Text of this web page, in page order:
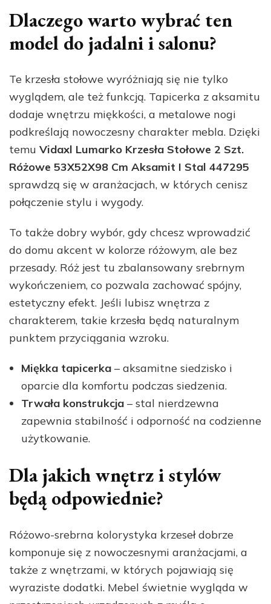
Dlaczego warto wybrać ten
model do jadalni i salonu?
Te krzesła stołowe wyróżniają się nie tylko
wyglądem, ale też funkcją. Tapicerka z aksamitu
dodaje wnętrzu miękkości, a metalowe nogi
podkreślają nowoczesny charakter mebla. Dzięki
temu Vidaxl Lumarko Krzesła Stołowe 2 Szt.
Różowe 53X52X98 Cm Aksamit I Stal 447295
sprawdzą się w aranżacjach, w których cenisz
połączenie stylu i wygody.
To także dobry wybór, gdy chcesz wprowadzić
do domu akcent w kolorze różowym, ale bez
przesady. Róż jest tu zbalansowany srebrnym
wykończeniem, co pozwala zachować spójny,
estetyczny efekt. Jeśli lubisz wnętrza z
charakterem, takie krzesła będą naturalnym
punktem przyciągania wzroku.
Miękka tapicerka – aksamitne siedzisko i
oparcie dla komfortu podczas siedzenia.
Trwała konstrukcja – stal nierdzewna
zapewnia stabilność i odporność na codzienne
użytkowanie.
Dla jakich wnętrz i stylów
będą odpowiednie?
Różowo-srebrna kolorystyka krzeseł dobrze
komponuje się z nowoczesnymi aranżacjami, a
także z wnętrzami, w których pojawiają się
wyraziste dodatki. Mebel świetnie wygląda w